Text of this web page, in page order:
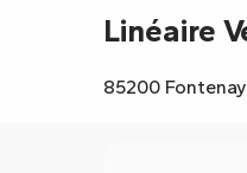
Linéaire
85200